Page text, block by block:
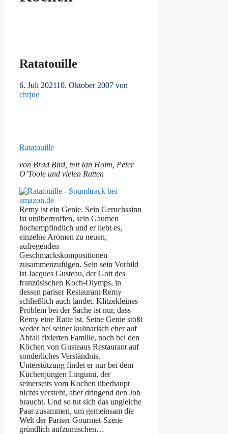
Ratatouille
6. Juli 202110. Oktober 2007 von
chrjue
Ratatouille
von Brad Bird, mit Ian Holm, Peter
O’Toole und vielen Ratten
Remy ist ein Genie. Sein Geruchssinn
ist unübertroffen, sein Gaumen
hochempfindlich und er liebt es,
einzelne Aromen zu neuen,
aufregenden
Geschmackskompositionen
zusammenzufügen. Sein sein Vorbild
ist Jacques Gusteau, der Gott des
französischen Koch-Olymps, in
dessen pariser Restaurant Remy
schließlich auch landet. Klitzekleines
Problem bei der Sache ist nur, dass
Remy eine Ratte ist. Seine Genie stößt
weder bei seiner kulinarisch eher auf
Abfall fixierten Familie, noch bei den
Köchen von Gusteaus Restaurant auf
sonderliches Verständnis.
Unterstützung findet er nur bei dem
Küchenjungen Linguini, der
seinerseits vom Kochen überhaupt
nichts versteht, aber dringend den Job
braucht. Und so tut sich das ungleiche
Paar zusammen, um gemeinsam die
Welt der Pariser Gourmet-Szene
gründlich aufzumischen…